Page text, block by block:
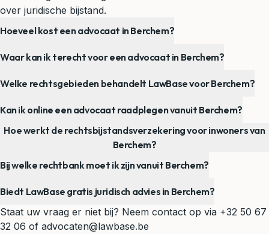
over juridische bijstand.
Hoeveel kost een advocaat in Berchem?
Waar kan ik terecht voor een advocaat in Berchem?
Welke rechtsgebieden behandelt LawBase voor Berchem?
Kan ik online een advocaat raadplegen vanuit Berchem?
Hoe werkt de rechtsbijstandsverzekering voor inwoners van
Berchem?
Bij welke rechtbank moet ik zijn vanuit Berchem?
Biedt LawBase gratis juridisch advies in Berchem?
Staat uw vraag er niet bij? Neem contact op via +32 50 67
32 06 of advocaten@lawbase.be